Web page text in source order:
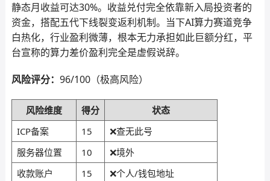
静态月收益可达30%。收益兑付完全依靠新入局投资者的
资金，搭配五代下线裂变返利机制。当下AI算力赛道竞争
白热化，行业盈利微薄，根本无力承担如此巨额分红，平
台宣称的算力差价盈利完全是虚假说辞。
风险评分： 96/100（极高风险）
风险维度 得分
状态
ICP备案
15
❌查无此号
服务器位置
10
❌境外
收款账户
15
❌个人/钱包地址